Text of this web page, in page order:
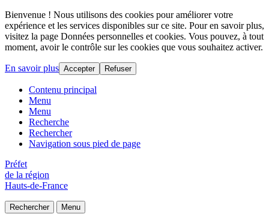
Bienvenue ! Nous utilisons des cookies pour améliorer votre
expérience et les services disponibles sur ce site. Pour en savoir plus,
visitez la page Données personnelles et cookies. Vous pouvez, à tout
moment, avoir le contrôle sur les cookies que vous souhaitez activer.
En savoir plus Accepter Refuser
Contenu principal
Menu
Menu
Recherche
Rechercher
Navigation sous pied de page
Préfet
de la région
Hauts-de-France
Rechercher Menu